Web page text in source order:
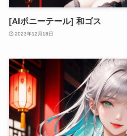
[AIポニーテール] 和ゴス
2023年12月18日